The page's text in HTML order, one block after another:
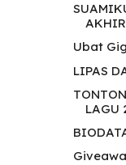
Ubat
LIPAS
LAGU